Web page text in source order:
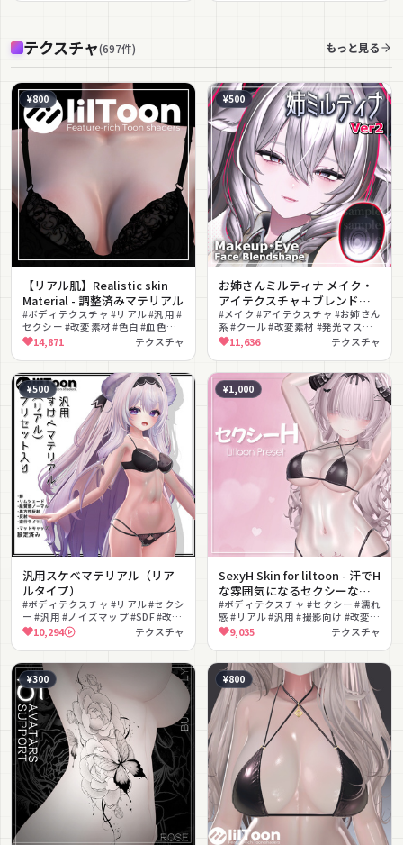
テクスチャ(697件) もっと見る
¥800
【リアル肌】Realistic skin
Material - 調整済みマテリアル
#ボディテクスチャ #リアル #汎用 #
セクシー #改変素材 #色白 #血色感 #
撮影向け #マットキャップ #ノーマ
ルマップ
14,871 テクスチャ
¥500
お姉さんミルティナ メイク・
アイテクスチャ＋ブレンドシ
ェイプ
#メイク #アイテクスチャ #お姉さん
系 #クール #改変素材 #発光マスク
#PSD付き #メイクテクスチャ #シェ
イプキー #テクスチャ
11,636 テクスチャ
¥500
汎用スケベマテリアル（リア
ルタイプ）
#ボディテクスチャ #リアル #セクシ
ー #汎用 #ノイズマップ #SDF #改変
素材 #ノーマルマップ #lilToon対応
10,294 テクスチャ
¥1,000
SexyH Skin for liltoon - 汗でH
な雰囲気になるセクシーな肌
素材
#ボディテクスチャ #セクシー #濡れ
感 #リアル #汎用 #撮影向け #改変素
材 #マットキャップ #ノーマルマッ
9,035 テクスチャ
¥300 ¥800